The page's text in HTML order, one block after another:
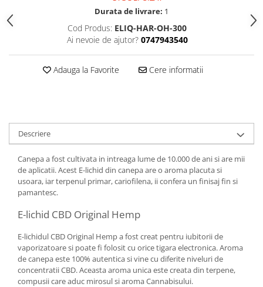
Durata de livrare: 1
Cod Produs: ELIQ-HAR-OH-300
Ai nevoie de ajutor? 0747943540
Adauga la Favorite Cere informatii
Descriere
Canepa a fost cultivata in intreaga lume de 10.000 de ani si are mii
de aplicatii. Acest E-lichid din canepa are o aroma placuta si
usoara, iar terpenul primar, cariofilena, ii confera un finisaj fin si
pamantesc.
E-lichid CBD Original Hemp
E-lichidul CBD Original Hemp a fost creat pentru iubitorii de
vaporizatoare si poate fi folosit cu orice tigara electronica. Aroma
de canepa este 100% autentica si vine cu diferite niveluri de
concentratii CBD. Aceasta aroma unica este creata din terpene,
compusii care aduc mirosul si aroma Cannabisului.